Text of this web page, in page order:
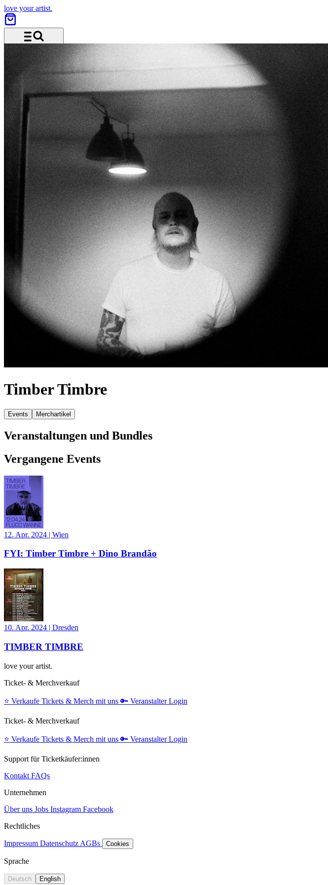
love your artist.
Menü und Suche
Timber Timbre
Events Merchartikel
Veranstaltungen und Bundles
Vergangene Events
12. Apr. 2024 | Wien
FYI: Timber Timbre + Dino Brandão
10. Apr. 2024 | Dresden
TIMBER TIMBRE
love your artist.
Ticket- & Merchverkauf
⭐️ Verkaufe Tickets & Merch mit uns 🔑 Veranstalter Login
Ticket- & Merchverkauf
⭐️ Verkaufe Tickets & Merch mit uns 🔑 Veranstalter Login
Support für Ticketkäufer:innen
Kontakt FAQs
Unternehmen
Über uns Jobs Instagram Facebook
Rechtliches
Impressum Datenschutz AGBs Cookies
Sprache
Deutsch English